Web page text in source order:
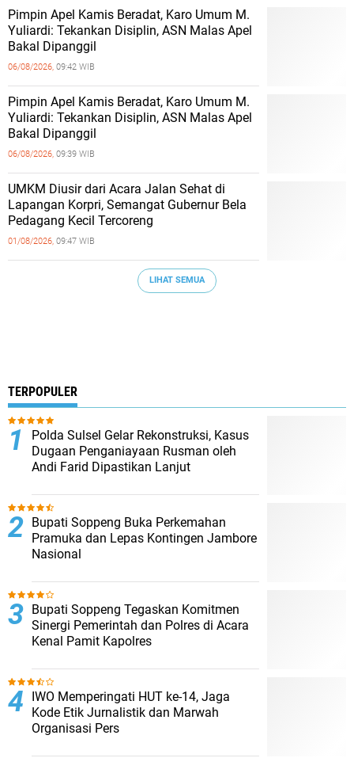
Pimpin Apel Kamis Beradat, Karo Umum M.
Yuliardi: Tekankan Disiplin, ASN Malas Apel
Bakal Dipanggil
06/08/2026, 09:42 WIB
Pimpin Apel Kamis Beradat, Karo Umum M.
Yuliardi: Tekankan Disiplin, ASN Malas Apel
Bakal Dipanggil
06/08/2026, 09:39 WIB
UMKM Diusir dari Acara Jalan Sehat di
Lapangan Korpri, Semangat Gubernur Bela
Pedagang Kecil Tercoreng
01/08/2026, 09:47 WIB
LIHAT SEMUA
TERPOPULER
Polda Sulsel Gelar Rekonstruksi, Kasus
Dugaan Penganiayaan Rusman oleh
Andi Farid Dipastikan Lanjut
Bupati Soppeng Buka Perkemahan
Pramuka dan Lepas Kontingen Jambore
Nasional
Bupati Soppeng Tegaskan Komitmen
Sinergi Pemerintah dan Polres di Acara
Kenal Pamit Kapolres
IWO Memperingati HUT ke-14, Jaga
Kode Etik Jurnalistik dan Marwah
Organisasi Pers